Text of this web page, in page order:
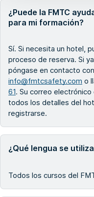
¿Puede la FMTC
para mi formación?
Sí. Si necesita un hotel,
proceso de reserva. Si
póngase en contacto
info@fmtcsafety.com o
61. Su correo
todos los detalles del
registrarse.
¿Qué lengua se
Todos los cursos del